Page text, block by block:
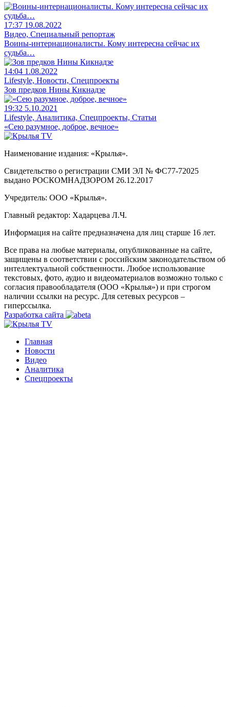
17:37 19.08.2022
Видео, Специальный репортаж
Воины-интернационалисты. Кому интересна сейчас их
судьба…
14:04 1.08.2022
Lifestyle, Новости, Спецпроекты
Зов предков Нины Кикнадзе
19:32 5.10.2021
Lifestyle, Аналитика, Спецпроекты, Статьи
«Сею разумное, доброе, вечное»
Наименование издания: «Крылья».
Свидетельство о регистрации СМИ ЭЛ № ФС77-72025
выдано РОСКОМНАДЗОРОМ 26.12.2017
Учредитель: ООО «Крылья».
Главный редактор: Хадарцева Л.Ч.
Информация на сайте предназначена для лиц старше 16 лет.
Все права на любые материалы, опубликованные на сайте,
защищены в соответствии с российским законодательством об
интеллектуальной собственности. Любое использование
текстовых, фото, аудио и видеоматериалов возможно только с
согласия правообладателя (ООО «Крылья») и при строгом
наличии ссылки на ресурс. Для сетевых ресурсов –
гиперссылка.
Разработка сайта
Главная
Новости
Видео
Аналитика
Спецпроекты